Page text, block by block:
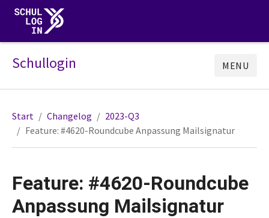
Schullogin MENU
Start Changelog
2023-Q3
Feature: #4620-Roundcube Anpassung Mailsignatur
Feature: #4620-Roundcube
Anpassung Mailsignatur